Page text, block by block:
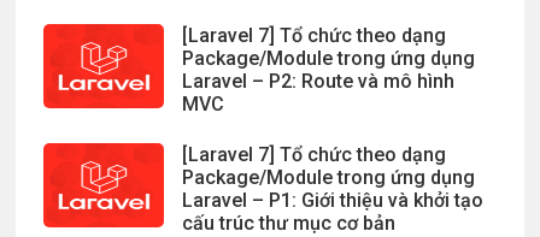
[Laravel 7] Tổ chức theo dạng
Package/Module trong ứng dụng
Laravel – P2: Route và mô hình
MVC
[Laravel 7] Tổ chức theo dạng
Package/Module trong ứng dụng
Laravel – P1: Giới thiệu và khởi tạo
cấu trúc thư mục cơ bản